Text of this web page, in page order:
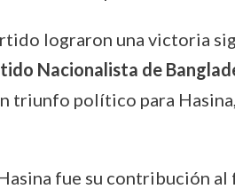
lograron una victoria
Nacionalista de
triunfo político para
fue su contribución